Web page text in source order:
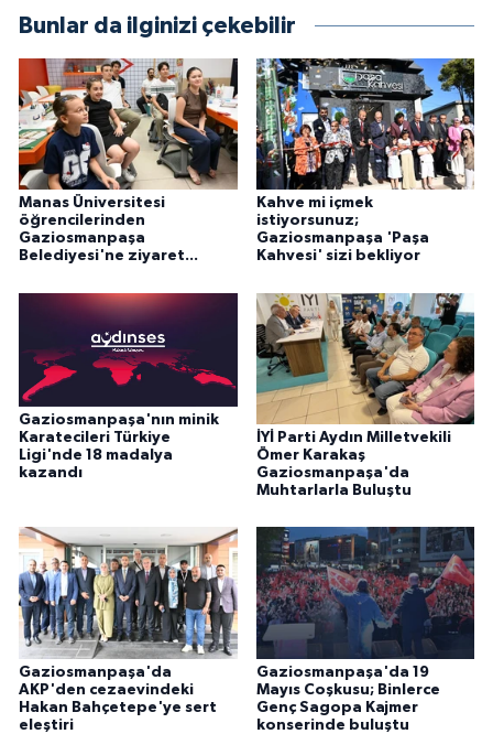
Bunlar da ilginizi çekebilir
Manas Üniversitesi
öğrencilerinden
Gaziosmanpaşa
Belediyesi'ne ziyaret...
Kahve mi içmek
istiyorsunuz;
Gaziosmanpaşa 'Paşa
Kahvesi' sizi bekliyor
Gaziosmanpaşa'nın minik
Karatecileri Türkiye
Ligi'nde 18 madalya
kazandı
İYİ Parti Aydın Milletvekili
Ömer Karakaş
Gaziosmanpaşa'da
Muhtarlarla Buluştu
Gaziosmanpaşa'da
AKP'den cezaevindeki
Hakan Bahçetepe'ye sert
eleştiri
Gaziosmanpaşa'da 19
Mayıs Coşkusu; Binlerce
Genç Sagopa Kajmer
konserinde buluştu